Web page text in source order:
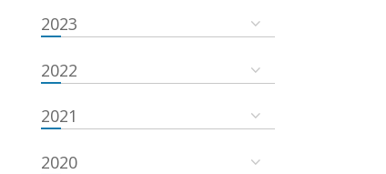
2023
2022
2021
2020